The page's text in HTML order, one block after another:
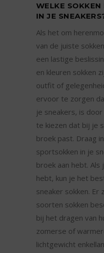
WELKE SOKKEN
IN JE
Als het om
van de juiste
een lastige
en kleuren sokken
outfit of
ervoor te zorgen
je sneakers, is
te kiezen dat bij je
broek past. Draag
sportsokken in je
broek aan hebt.
hebt, kun je het
sneaker sokken. Er
soorten sokken
bij het dragen van
zomerse of
lichtgewicht